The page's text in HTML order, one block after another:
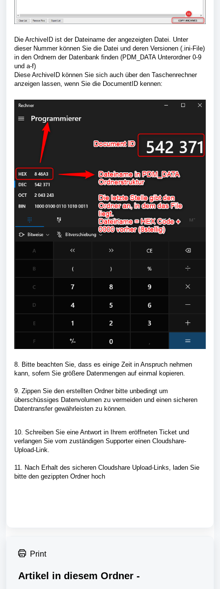
Die ArchiveID ist der Dateiname der angezeigten Datei. Unter
dieser Nummer können Sie die Datei und deren Versionen (.ini-File)
in den Ordnern der Datenbank finden (PDM_DATA Unterordner 0-9
und a-f)
Diese ArchiveID können Sie sich auch über den Taschenrechner
anzeigen lassen, wenn Sie die DocumentID kennen:
8. Bitte beachten Sie, dass es einige Zeit in Anspruch nehmen
kann, sofern Sie größere Datenmengen auf einmal kopieren.
9. Zippen Sie den erstellten Ordner bitte unbedingt um
überschüssiges Datenvolumen zu vermeiden und einen sicheren
Datentransfer gewährleisten zu können.
10. Schreiben Sie eine Antwort in Ihrem eröffneten Ticket und
verlangen Sie vom zuständigen Supporter einen Cloudshare-
Upload-Link.
11. Nach Erhalt des sicheren Cloudshare Upload-Links, laden Sie
bitte den gezippten Ordner hoch
Print
Artikel in diesem Ordner -